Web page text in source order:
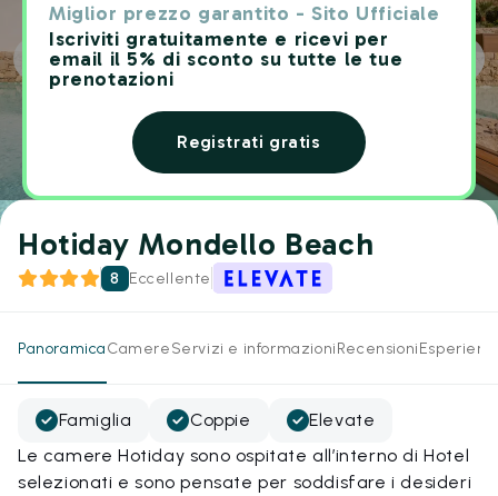
Miglior prezzo garantito - Sito Ufficiale
Iscriviti gratuitamente e ricevi per
email il 5% di sconto su tutte le tue
prenotazioni
Registrati gratis
Hotiday Mondello Beach
8 Eccellente
PanoramicaCamereServizi e informazioniRecensioni
Famiglia Coppie
Elevate
Le camere Hotiday sono ospitate all’interno di Hotel
selezionati e sono pensate per soddisfare i desideri